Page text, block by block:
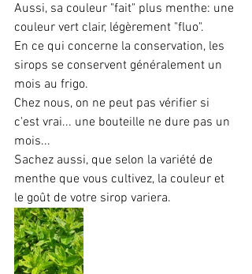
Aussi, sa couleur "fait" plus menthe: une
couleur vert clair, légèrement "fluo".
En ce qui concerne la conservation, les
sirops se conservent généralement un
mois au frigo.
Chez nous, on ne peut pas vérifier si
c'est vrai... une bouteille ne dure pas un
mois...
Sachez aussi, que selon la variété de
menthe que vous cultivez, la couleur et
le goût de votre sirop variera.